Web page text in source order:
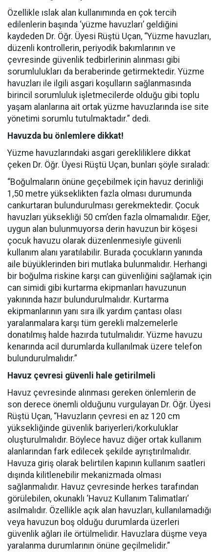
Özellikle ıslak alan kullanımında en çok tercih
edilenlerin başında ‘yüzme havuzları’ geldiğini
kaydeden Dr. Öğr. Üyesi Rüştü Uçan, “Yüzme havuzları,
düzenli kontrollerin, periyodik bakımlarının ve
çevresinde güvenlik tedbirlerinin alınması gibi
sorumlulukları da beraberinde getirmektedir. Yüzme
havuzları ile ilgili asgari koşulların sağlanmasında
birincil sorumluluk işletmecilerde olduğu gibi toplu
yaşam alanlarına ait ortak yüzme havuzlarında ise site
yönetimi sorumlu tutulmaktadır.” dedi.
Havuzda bu önlemlere dikkat!
Yüzme havuzlarındaki asgari gerekliliklere dikkat
çeken Dr. Öğr. Üyesi Rüştü Uçan, bunları şöyle sıraladı:
“Boğulmaların önüne geçebilmek için havuz derinliği
1,50 metre yükseklikten fazla olması durumunda
cankurtaran bulundurulması gerekmektedir. Çocuk
havuzları yüksekliği 50 cm’den fazla olmamalıdır. Eğer,
uygun alan bulunmuyorsa derin havuzun bir köşesi
çocuk havuzu olarak düzenlenmesiyle güvenli
kullanım alanı yaratılabilir. Burada çocukların yanında
aile büyüklerinden biri mutlaka bulunmalıdır. Herhangi
bir boğulma riskine karşı can güvenliğini sağlamak için
can simidi gibi kurtarma ekipmanları havuzunun
yakınında hazır bulundurulmalıdır. Kurtarma
ekipmanlarının yanı sıra ilk yardım çantası olası
yaralanmalara karşı tüm gerekli malzemelerle
donatılmış halde hazırda tutulmalıdır. Yüzme havuzu
kenarında acil durumlarda kullanılmak üzere telefon
bulundurulmalıdır.”
Havuz çevresi güvenli hale getirilmeli
Havuz çevresinde alınması gereken önlemlerin de
son derece önemli olduğunu vurgulayan Dr. Öğr. Üyesi
Rüştü Uçan, “Havuzların çevresi en az 120 cm
yüksekliğinde güvenlik bariyerleri/korkuluklar
oluşturulmalıdır. Böylece havuz diğer ortak kullanım
alanlarından fark edilecek şekilde ayrıştırılmalıdır.
Havuza giriş olarak belirtilen kapının kullanım saatleri
dışında kilitlenebilir mekanizmada olması
sağlanmalıdır. Havuz çevresinde herkes tarafından
görülebilen, okunaklı ‘Havuz Kullanım Talimatları’
asılmalıdır. Özellikle açık alan havuzları, kullanılamadığı
veya havuzun boş olduğu durumlarda üzerleri
güvenlik ağları ile örtülmelidir. Havuzlara düşme veya
yaralanma durumlarının önüne geçilmelidir.”